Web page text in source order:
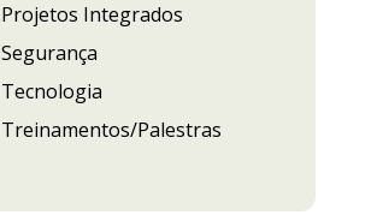
Projetos Integrados
Segurança
Tecnologia
Treinamentos/Palestras